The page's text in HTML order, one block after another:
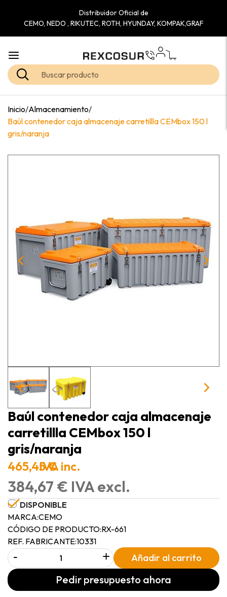
Distribuidor Oficial de
CEMO, NEDO , RIKUTEC, ROTH, HYUNDAY, KOMPAK,GRAF
Inicio/Almacenamiento/
Baúl contenedor caja almacenaje carretillla CEMbox 150 l
gris/naranja
Baúl contenedor caja almacenaje
carretillla CEMbox 150 l
gris/naranja
465,45 €IVA inc.
384,67 € IVA excl.
DISPONIBLE
MARCA:CEMO
CÓDIGO DE PRODUCTO:RX-661
REF. FABRICANTE:10331
- + Añadir al carrito
Pedir presupuesto ahora